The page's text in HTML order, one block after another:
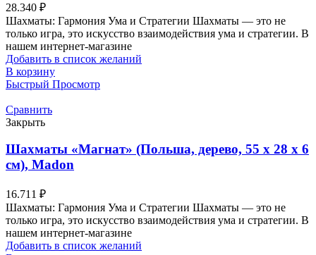
28.340 ₽
Шахматы: Гармония Ума и Стратегии Шахматы — это не
только игра, это искусство взаимодействия ума и стратегии. В
нашем интернет-магазине
Добавить в список желаний
В корзину
Быстрый Просмотр
Сравнить
Закрыть
Шахматы «Магнат» (Польша, дерево, 55 х 28 х 6
см), Madon
16.711 ₽
Шахматы: Гармония Ума и Стратегии Шахматы — это не
только игра, это искусство взаимодействия ума и стратегии. В
нашем интернет-магазине
Добавить в список желаний